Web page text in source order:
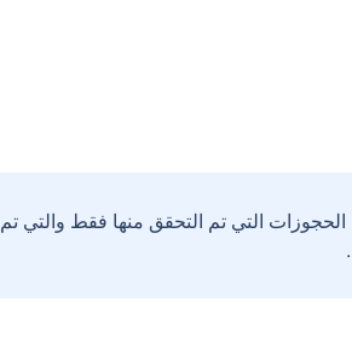
التي تم التحقق منها فقط والتي